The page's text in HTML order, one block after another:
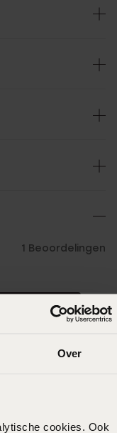
Over
cookies. Ook
1 Beoordelingen
100.0%
0.0%
van